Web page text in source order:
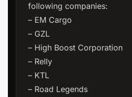
following companies:
– EM Cargo
– GZL
– High Boost Corporation
– Relly
– KTL
– Road Legends